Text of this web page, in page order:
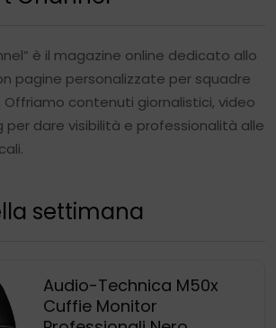
è il magazine online dedicato allo
pagine personalizzate per squadre
contenuti giornalistici, video
per dare visibilità e professionalità alle
settimana
Audio-Technica M50x
Cuffie Monitor